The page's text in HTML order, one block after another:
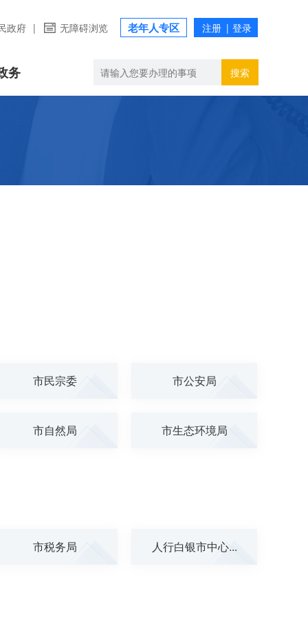
政府 | 无障碍浏览 老年人专区
务 搜索
市民宗委 市公安局
市自然局 市生态环境局
市税务局 人行白银市中心...